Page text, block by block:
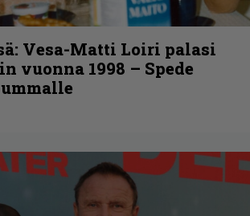
Vesa-Matti Loiri palasi
vuonna 1998 – Spede